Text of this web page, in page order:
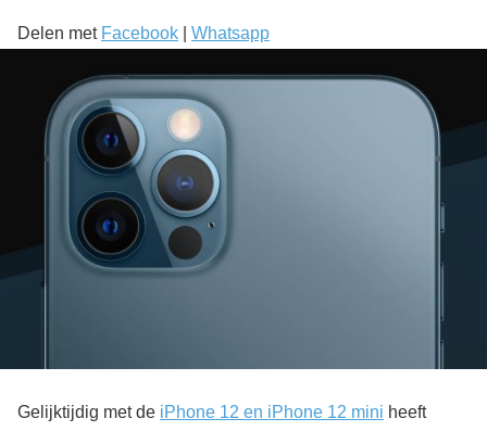
Delen met Facebook Whatsapp
Gelijktijdig met de iPhone 12 en iPhone 12 mini heeft